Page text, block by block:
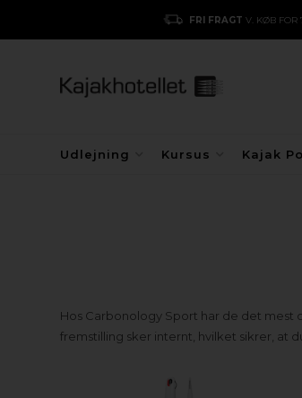
FRI FRAGT V. KØB FOR
Udlejning Kursus Kajak
Hos Carbonology Sport har de det mest
fremstilling sker internt, hvilket sikrer, at